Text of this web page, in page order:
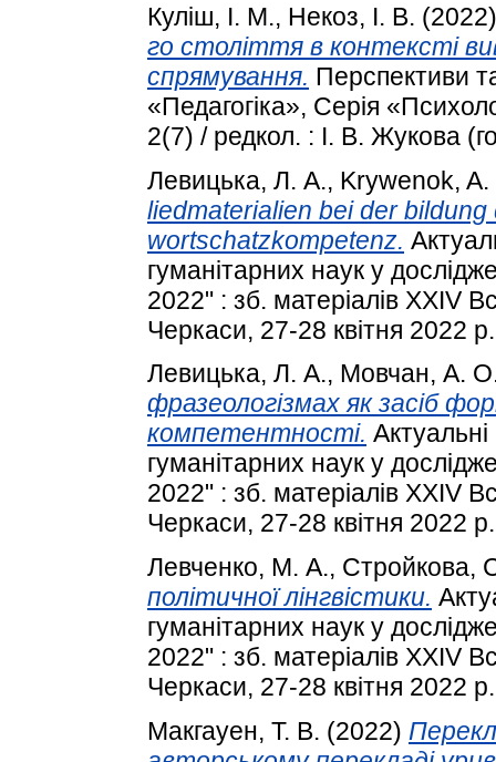
Куліш, І. М., Некоз, І. В.
го століття в контексті
спрямування. Перспективи
«Педагогіка», Серія
2(7) / редкол. : І. В. Жукова
Левицька, Л. А., Krywenok, A.
liedmaterialien bei der
wortschatzkompetenz.
гуманітарних наук у
2022" : зб. матеріалів XXIV
Черкаси, 27-28 квітня 2022
Левицька, Л. А., Мовчан, А.
фразеологізмах як засіб
компетентності.
гуманітарних наук у
2022" : зб. матеріалів XXIV
Черкаси, 27-28 квітня 2022
Левченко, М. А., Стройкова,
політичної лінгвістики.
гуманітарних наук у
2022" : зб. матеріалів XXIV
Черкаси, 27-28 квітня 2022
Макгауен, Т. В. (2022)